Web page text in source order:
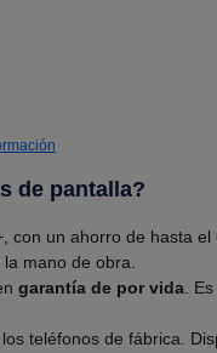
de pantalla?
con un ahorro de hasta el
mano de obra.
garantía de por vida. Es
teléfonos de fábrica.